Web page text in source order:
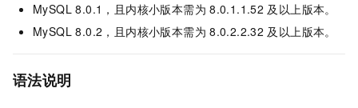
MySQL 8.0.1 ，且内核小版本需为 8.0.1.1.52 及以上版本。
MySQL 8.0.2 ，且内核小版本需为 8.0.2.2.32 及以上版本。
语法说明